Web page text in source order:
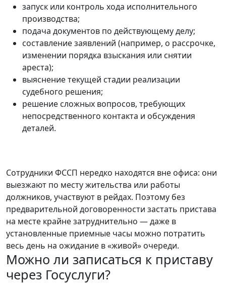
запуск или контроль хода исполнительного
производства;
подача документов по действующему делу;
составление заявлений (например, о рассрочке,
изменении порядка взыскания или снятии
ареста);
выяснение текущей стадии реализации
судебного решения;
решение сложных вопросов, требующих
непосредственного контакта и обсуждения
деталей.
Сотрудники ФССП нередко находятся вне офиса: они
выезжают по месту жительства или работы
должников, участвуют в рейдах. Поэтому без
предварительной договоренности застать пристава
на месте крайне затруднительно — даже в
установленные приемные часы можно потратить
весь день на ожидание в «живой» очереди.
Можно ли записаться к приставу
через Госуслуги?